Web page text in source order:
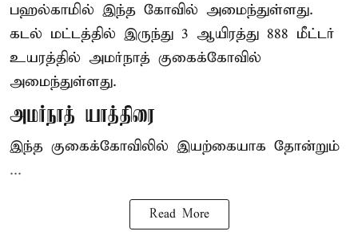
பஹல்காமில் இந்த கோவில் அமைந்துள்ளது.
கடல் மட்டத்தில் இருந்து 3 ஆயிரத்து 888 மீட்டர்
உயரத்தில் அமர்நாத் குகைக்கோவில்
அமைந்துள்ளது.
அமர்நாத் யாத்திரை
இந்த குகைக்கோவிலில் இயற்கையாக தோன்றும்
...
Read More